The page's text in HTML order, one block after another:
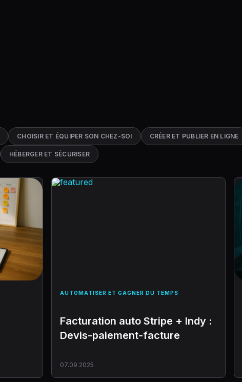
CHOISIR ET ÉQUIPER SON CHEZ-SOI CRÉER ET PUBLIER EN LIGNE
HÉBERGER ET SÉCURISER
AUTOMATISER ET GAGNER DU TEMPS
Facturation auto Stripe + Indy :
Devis-paiement-facture
07.09.2025